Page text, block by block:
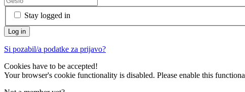
Stay logged in
Si pozabil/a podatke za prijavo?
Cookies have to be accepted!
Your browser's cookie functionality is disabled. Please enable this